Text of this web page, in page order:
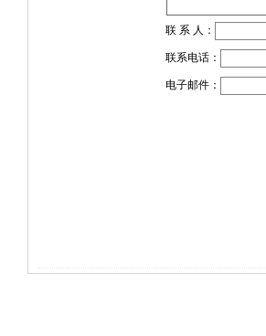
联 系 人：
联系电话：
电子邮件：